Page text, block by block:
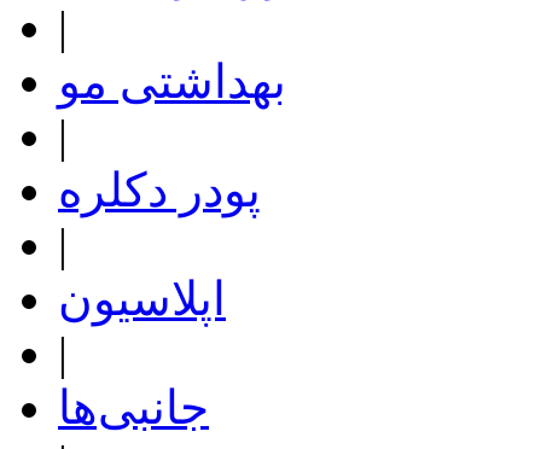
|
بهداشتی مو
|
پودر دکلره
|
اپلاسیون
|
جانبی‌ها